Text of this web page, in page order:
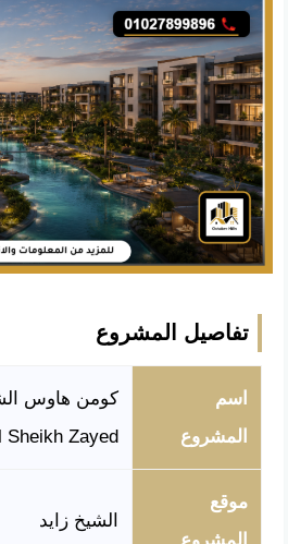
تفاصيل المشروع
اسم
المشروع
كومن هاوس
Sheikh Zayed
موقع
الشيخ زايد